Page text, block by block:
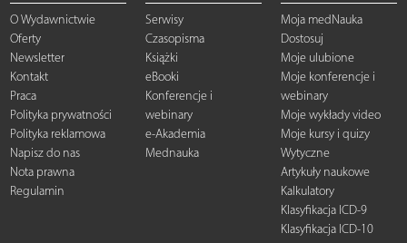
O Wydawnictwie
Oferty
Newsletter
Kontakt
Praca
Polityka prywatności
Polityka reklamowa
Napisz do nas
Nota prawna
Regulamin
Serwisy
Czasopisma
Książki
eBooki
Konferencje i
webinary
e-Akademia
Mednauka
Moja medNauka
Dostosuj
Moje ulubione
Moje konferencje i
webinary
Moje wykłady video
Moje kursy i quizy
Wytyczne
Artykuły naukowe
Kalkulatory
Klasyfikacja ICD-9
Klasyfikacja ICD-10